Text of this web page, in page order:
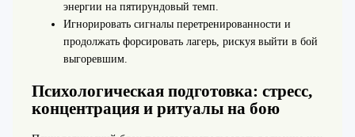
энергии на пятирундовый темп.
Игнорировать сигналы перетренированности и
продолжать форсировать лагерь, рискуя выйти в бой
выгоревшим.
Психологическая подготовка: стресс,
концентрация и ритуалы на бою